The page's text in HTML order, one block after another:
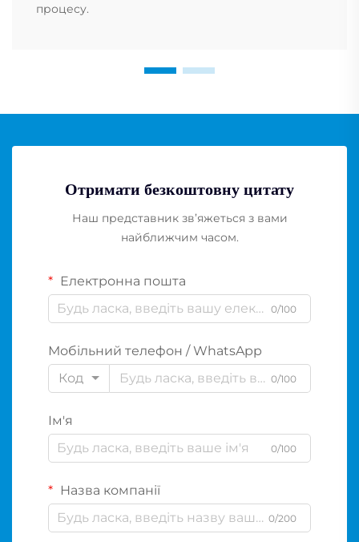
процесу.
Отримати безкоштовну цитату
Наш представник зв’яжеться з вами
найближчим часом.
Електронна пошта
0/100
Мобільний телефон / WhatsApp
Код
0/100
Ім'я
0/100
Назва компанії
0/200